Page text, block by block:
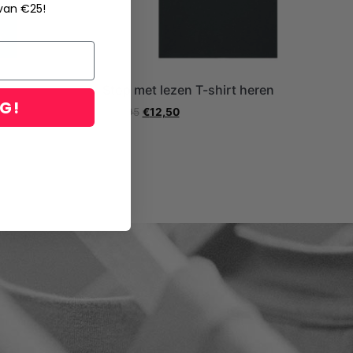
Stop met lezen T-shirt heren
24,95 €12,50
€25!